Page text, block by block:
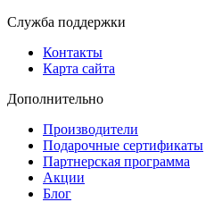
Служба поддержки
Контакты
Карта сайта
Дополнительно
Производители
Подарочные сертификаты
Партнерская программа
Акции
Блог